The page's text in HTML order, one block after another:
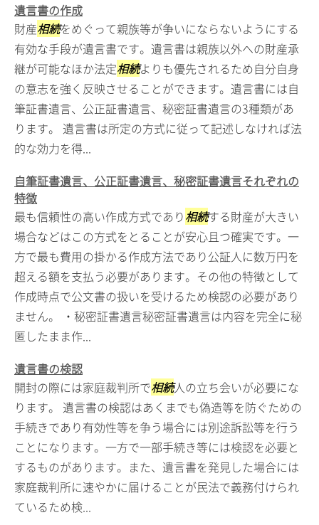
遺言書の作成
財産相続をめぐって親族等が争いにならないようにする
有効な手段が遺言書です。遺言書は親族以外への財産承
継が可能なほか法定相続よりも優先されるため自分自身
の意志を強く反映させることができます。遺言書には自
筆証書遺言、公正証書遺言、秘密証書遺言の3種類があ
ります。 遺言書は所定の方式に従って記述しなければ法
的な効力を得...
自筆証書遺言、公正証書遺言、秘密証書遺言それぞれの
特徴
最も信頼性の高い作成方式であり相続する財産が大きい
場合などはこの方式をとることが安心且つ確実です。一
方で最も費用の掛かる作成方法であり公証人に数万円を
超える額を支払う必要があります。その他の特徴として
作成時点で公文書の扱いを受けるため検認の必要があり
ません。 ・秘密証書遺言秘密証書遺言は内容を完全に秘
匿したまま作...
遺言書の検認
開封の際には家庭裁判所で相続人の立ち会いが必要にな
ります。 遺言書の検認はあくまでも偽造等を防ぐための
手続きであり有効性等を争う場合には別途訴訟等を行う
ことになります。一方で一部手続き等には検認を必要と
するものがあります。また、遺言書を発見した場合には
家庭裁判所に速やかに届けることが民法で義務付けられ
ているため検...